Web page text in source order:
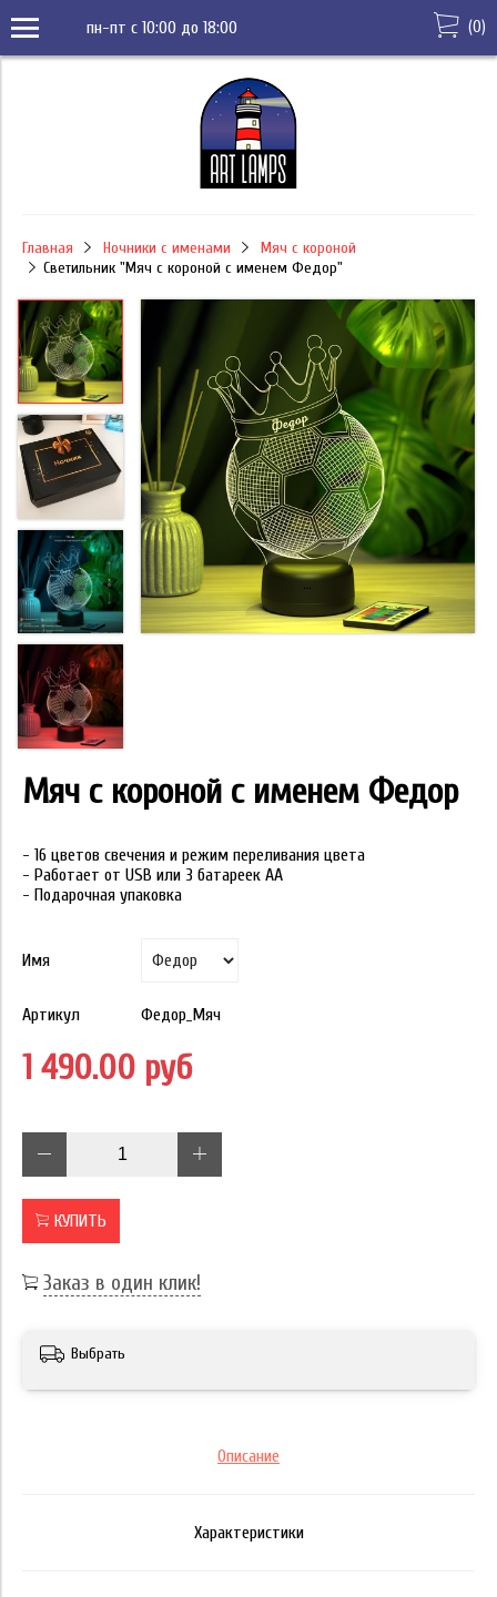
пн-пт с 10:00 до 18:00 (0)
Главная Ночники с именами
Мяч с короной
Светильник "Мяч с короной с именем Федор"
Мяч с короной с именем Федор
- 16 цветов свечения и режим переливания цвета
- Работает от USB или 3 батареек АА
- Подарочная упаковка
Имя
Артикул Федор_Мяч
1 490.00 руб
КУПИТЬ
Заказ в один клик!
Выбрать
Описание
Характеристики